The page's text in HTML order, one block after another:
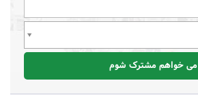
می خواهم مشترک شوم